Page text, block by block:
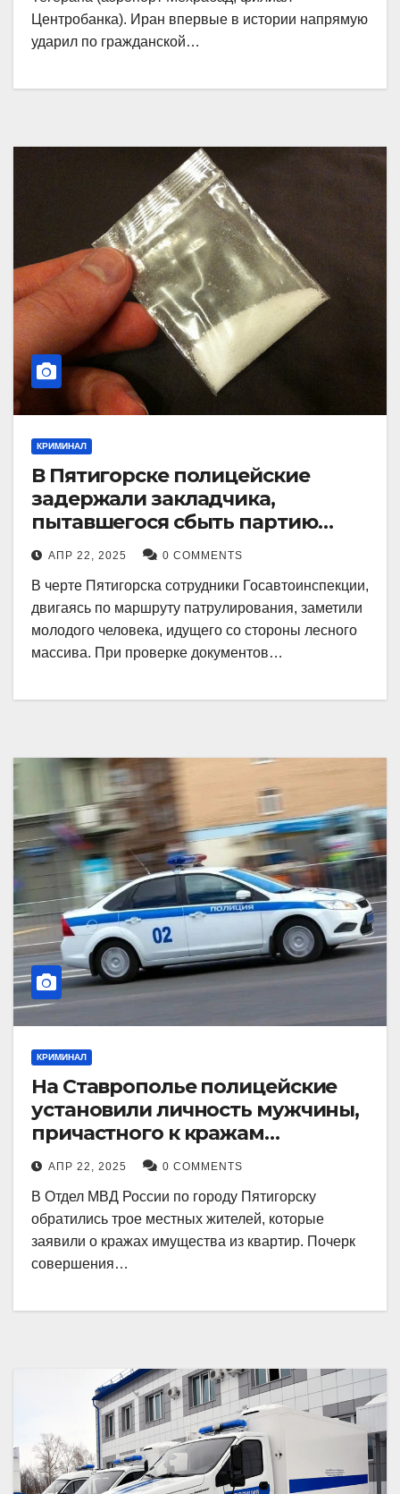
Центробанка). Иран впервые в истории напрямую
ударил по гражданской…
КРИМИНАЛ
В Пятигорске полицейские
задержали закладчика,
пытавшегося сбыть партию
синтетического наркотика
АПР 22, 2025 0 COMMENTS
В черте Пятигорска сотрудники Госавтоинспекции,
двигаясь по маршруту патрулирования, заметили
молодого человека, идущего со стороны лесного
массива. При проверке документов…
КРИМИНАЛ
На Ставрополье полицейские
установили личность мужчины,
причастного к кражам
имущества из квартир в
Пятигорске
АПР 22, 2025 0 COMMENTS
В Отдел МВД России по городу Пятигорску
обратились трое местных жителей, которые
заявили о кражах имущества из квартир. Почерк
совершения…